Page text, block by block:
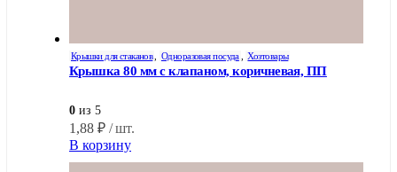
Крышки для стаканов Одноразовая посуда Хозтовары
Крышка 80 мм с клапаном, коричневая, ПП
0 из 5
1,88 ₽ / шт.
В корзину